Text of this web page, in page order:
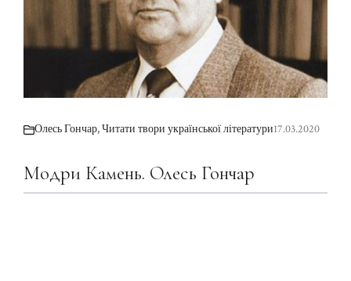
Олесь Гончар,Читати твори української літератури17.03.2020
Модри Камень. Олесь Гончар